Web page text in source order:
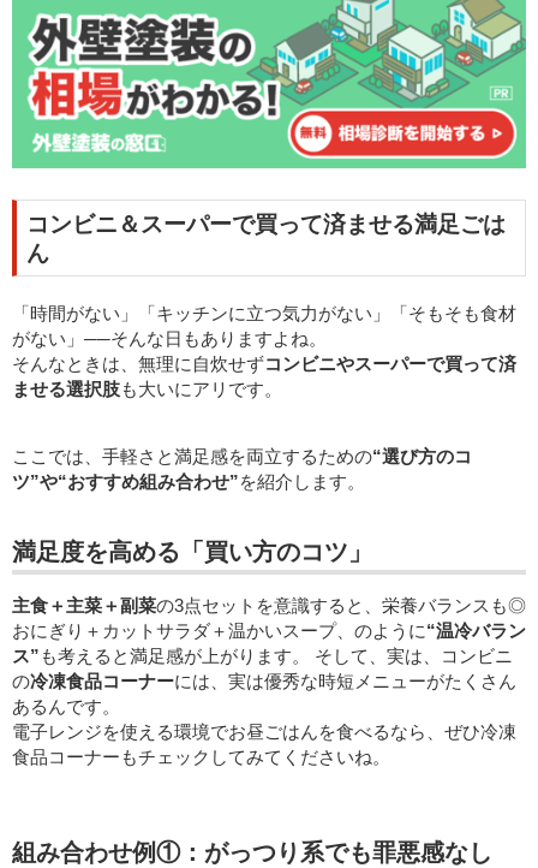
コンビニ＆スーパーで買って済ませる満足ごは
ん
「時間がない」「キッチンに立つ気力がない」「そもそも食材
がない」──そんな日もありますよね。
そんなときは、無理に自炊せずコンビニやスーパーで買って済
ませる選択肢も大いにアリです。
ここでは、手軽さと満足感を両立するための“選び方のコ
ツ”や“おすすめ組み合わせ”を紹介します。
満足度を高める「買い方のコツ」
主食＋主菜＋副菜の3点セットを意識すると、栄養バランスも◎
おにぎり＋カットサラダ＋温かいスープ、のように“温冷バラン
ス” も考えると満足感が上がります。 そして、実は、コンビニ
の冷凍食品コーナーには、実は優秀な時短メニューがたくさん
あるんです。
電子レンジを使える環境でお昼ごはんを食べるなら、ぜひ冷凍
食品コーナーもチェックしてみてくださいね。
組み合わせ例①：がっつり系でも罪悪感なし